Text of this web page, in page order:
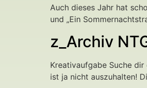
Auch dieses Jahr hat
und „Ein
z_Archiv
Kreativaufgabe Suche
ist ja nicht auszuhalten!